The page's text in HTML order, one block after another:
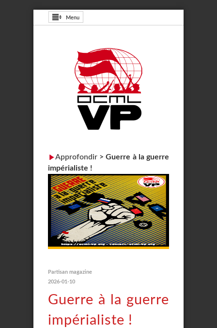
Menu
Approfondir >Guerre à la guerre
impérialiste !
Partisan magazine
2026-01-10
Guerre à la guerre
impérialiste !